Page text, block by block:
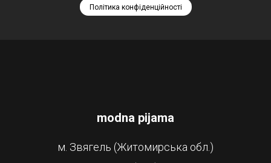
Політика конфіденційності
modna pijama
м. Звягель (Житомирська обл.)